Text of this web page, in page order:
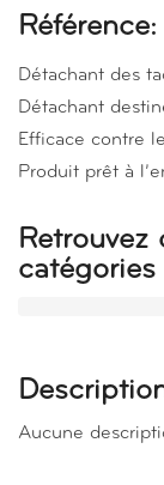
Détachant des
Détachant
Efficace contre
Produit prêt à
catégories
Aucune